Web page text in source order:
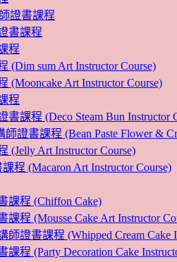
證書課程
書課程
程
(Dim sum Art Instructor Course)
(Mooncake Art Instructor Course)
程
課程 (Deco Steam Bun Instructor
證書課程 (Bean Paste Flower &
(Jelly Art Instructor Course)
程 (Macaron Art Instructor Course)
課程 (Chiffon Cake)
程 (Mousse Cake Art Instructor
證書課程 (Whipped Cream Cake
程 (Party Decoration Cake